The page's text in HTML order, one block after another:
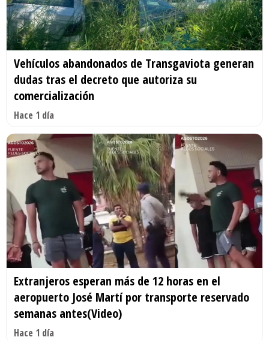
Vehículos abandonados de Transgaviota generan
dudas tras el decreto que autoriza su
comercialización
Hace 1 día
Extranjeros esperan más de 12 horas en el
aeropuerto José Martí por transporte reservado
semanas antes(Video)
Hace 1 día